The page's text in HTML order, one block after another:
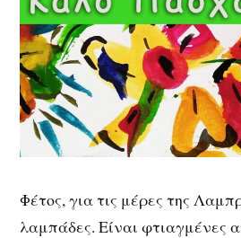
Φέτος, για τις μέρες της
λαμπάδες. Είναι φτιαγμένες